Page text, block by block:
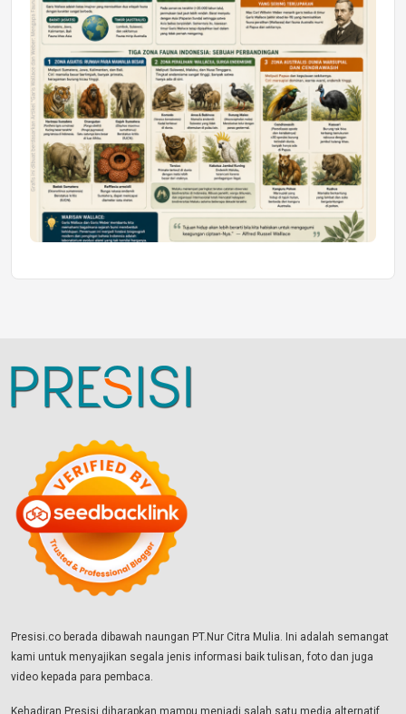
Presisi.co berada dibawah naungan PT.Nur Citra Mulia. Ini adalah semangat
kami untuk menyajikan segala jenis informasi baik tulisan, foto dan juga
video kepada para pembaca.